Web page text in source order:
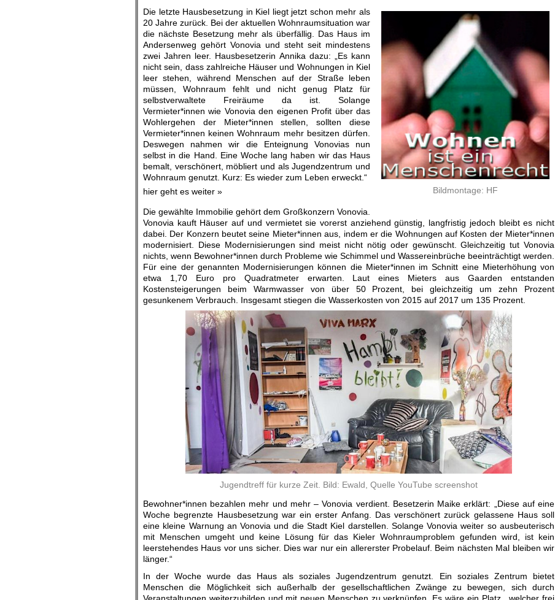
Bildmontage: HF
Die letzte Hausbesetzung in Kiel liegt jetzt schon mehr als
20 Jahre zurück. Bei der aktuellen Wohnraumsituation war
die nächste Besetzung mehr als überfällig. Das Haus im
Andersenweg gehört Vonovia und steht seit mindestens
zwei Jahren leer. Hausbesetzerin Annika dazu: „Es kann
nicht sein, dass zahlreiche Häuser und Wohnungen in Kiel
leer stehen, während Menschen auf der Straße leben
müssen, Wohnraum fehlt und nicht genug Platz für
selbstverwaltete Freiräume da ist. Solange
Vermieter*innen wie Vonovia den eigenen Profit über das
Wohlergehen der Mieter*innen stellen, sollten diese
Vermieter*innen keinen Wohnraum mehr besitzen dürfen.
Deswegen nahmen wir die Enteignung Vonovias nun
selbst in die Hand. Eine Woche lang haben wir das Haus
bemalt, verschönert, möbliert und als Jugendzentrum und
Wohnraum genutzt. Kurz: Es wieder zum Leben erweckt.“
hier geht es weiter »
Die gewählte Immobilie gehört dem Großkonzern Vonovia.
Vonovia kauft Häuser auf und vermietet sie vorerst anziehend günstig, langfristig jedoch bleibt es nicht
dabei. Der Konzern beutet seine Mieter*innen aus, indem er die Wohnungen auf Kosten der Mieter*innen
modernisiert. Diese Modernisierungen sind meist nicht nötig oder gewünscht. Gleichzeitig tut Vonovia
nichts, wenn Bewohner*innen durch Probleme wie Schimmel und Wassereinbrüche beeinträchtigt werden.
Für eine der genannten Modernisierungen können die Mieter*innen im Schnitt eine Mieterhöhung von
etwa 1,70 Euro pro Quadratmeter erwarten. Laut eines Mieters aus Gaarden entstanden
Kostensteigerungen beim Warmwasser von über 50 Prozent, bei gleichzeitig um zehn Prozent
gesunkenem Verbrauch. Insgesamt stiegen die Wasserkosten von 2015 auf 2017 um 135 Prozent.
Jugendtreff für kurze Zeit. Bild: Ewald, Quelle YouTube screenshot
Bewohner*innen bezahlen mehr und mehr – Vonovia verdient. Besetzerin Maike erklärt: „Diese auf eine
Woche begrenzte Hausbesetzung war ein erster Anfang. Das verschönert zurück gelassene Haus soll
eine kleine Warnung an Vonovia und die Stadt Kiel darstellen. Solange Vonovia weiter so ausbeuterisch
mit Menschen umgeht und keine Lösung für das Kieler Wohnraumproblem gefunden wird, ist kein
leerstehendes Haus vor uns sicher. Dies war nur ein allererster Probelauf. Beim nächsten Mal bleiben wir
länger.“
In der Woche wurde das Haus als soziales Jugendzentrum genutzt. Ein soziales Zentrum bietet
Menschen die Möglichkeit sich außerhalb der gesellschaftlichen Zwänge zu bewegen, sich durch
Veranstaltungen weiterzubilden und mit neuen Menschen zu verknüpfen. Es wäre ein Platz , welcher frei